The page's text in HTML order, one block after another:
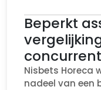
Beperkt
Nisbets Horeca
nadeel van een